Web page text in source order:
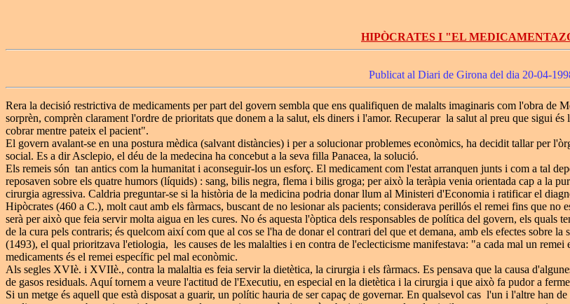
HIPÒCRATES I "EL
Publicat al Diari de Girona del dia 20-04-
Rera la decisió restrictiva de medicaments per part del govern sembla que ens qualifiquen de malalts imaginaris com l'obra de
sorprèn, comprèn clarament l'ordre de prioritats que donem a la salut, els diners i l'amor. Recuperar la salut al preu que sigui
cobrar mentre pateix el pacient".
El govern avalant-se en una postura mèdica (salvant distàncies) i per a solucionar problemes econòmics, ha decidit tallar per
social. Es a dir Asclepio, el déu de la medecina ha concebut a la seva filla Panacea, la solució.
Els remeis són tan antics com la humanitat i aconseguir-los un esforç. El medicament com l'estat arranquen junts i com a tal
reposaven sobre els quatre humors (líquids) : sang, bilis negra, flema i bilis groga; per això la teràpia venia orientada cap a la
cirurgia agressiva. Caldria preguntar-se si la història de la medicina podria donar llum al Ministeri d'Economia i ratificar el
Hipòcrates (460 a C.), molt caut amb els fàrmacs, buscant de no lesionar als pacients; considerava perillós el remei fins que
serà per això que feia servir molta aigua en les cures. No és aquesta l'òptica dels responsables de política del govern, els quals
de la cura pels contraris; és quelcom així com que al cos se l'ha de donar el contrari del que et demana, amb els efectes sobre
(1493), el qual prioritzava l'etiologia, les causes de les malalties i en contra de l'eclecticisme manifestava: "a cada mal un
medicaments és el remei específic pel mal econòmic.
Als segles XVIè. i XVIIè., contra la malaltia es feia servir la dietètica, la cirurgia i els fàrmacs. Es pensava que la causa
de gasos residuals. Aquí tornem a veure l'actitud de l'Executiu, en especial en la dietètica i la cirurgia i que això fa pudor a
Si un metge és aquell que està disposat a guarir, un polític hauria de ser capaç de governar. En qualsevol cas l'un i l'altre han